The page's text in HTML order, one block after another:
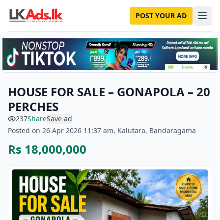
POST YOUR AD
HOUSE FOR SALE – GONAPOLA – 20
PERCHES
237ShareSave ad
Posted on 26 Apr 2026 11:37 am, Kalutara, Bandaragama
Rs 18,000,000